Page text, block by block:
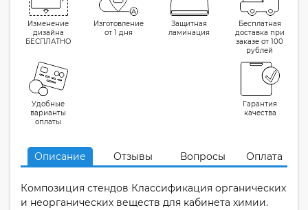
Изменение
дизайна
БЕСПЛАТНО
Изготовление
от 1 дня
Защитная
ламинация
Бесплатная
доставка при
заказе от 100
рублей
Удобные
варианты
оплаты
Гарантия
качества
Описание Отзывы Вопросы Оплата
Композиция стендов Классификация органических
и неорганических веществ для кабинета химии.